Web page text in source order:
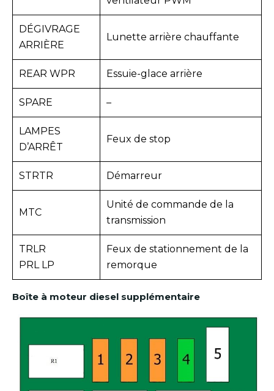
DÉGIVRAGE
ARRIÈRE
Lunette arrière chauffante
REAR WPR Essuie-glace arrière
SPARE –
LAMPES
D’ARRÊT
Feux de stop
STRTR Démarreur
MTC
Unité de commande de la
transmission
TRLR
PRL LP
Feux de stationnement de la
remorque
Boîte à moteur diesel supplémentaire